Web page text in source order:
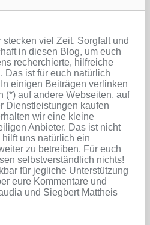
viel Zeit, Sorgfalt und
in diesen Blog, um euch
recherchierte, hilfreiche
Das ist für euch natürlich
einigen Beiträgen verlinken
(*) auf andere Webseiten, auf
Dienstleistungen kaufen
wir eine kleine
Anbieter. Das ist nicht
uns natürlich ein
zu betreiben. Für euch
selbstverständlich nichts!
für jegliche Unterstützung
eure Kommentare und
und Siegbert Mattheis